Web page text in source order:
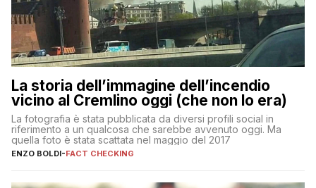
La storia dell’immagine dell’incendio
vicino al Cremlino oggi (che non lo era)
La fotografia è stata pubblicata da diversi profili social in
riferimento a un qualcosa che sarebbe avvenuto oggi. Ma
quella foto è stata scattata nel maggio del 2017
ENZO BOLDI-FACT CHECKING